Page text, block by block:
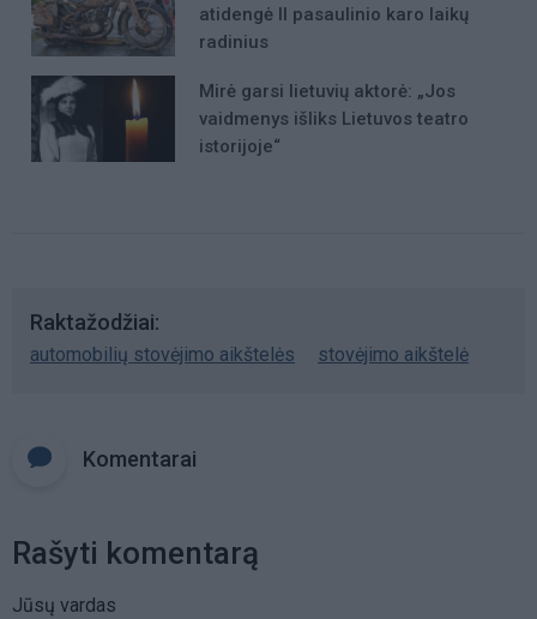
atidengė II pasaulinio karo laikų
radinius
Mirė garsi lietuvių aktorė: „Jos
vaidmenys išliks Lietuvos teatro
istorijoje“
Raktažodžiai
automobilių stovėjimo aikštelės stovėjimo aikštelė
Komentarai
Rašyti komentarą
Jūsų vardas